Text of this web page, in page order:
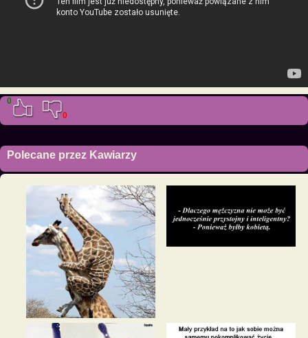
0
0
Polecane przez Kawiarzy